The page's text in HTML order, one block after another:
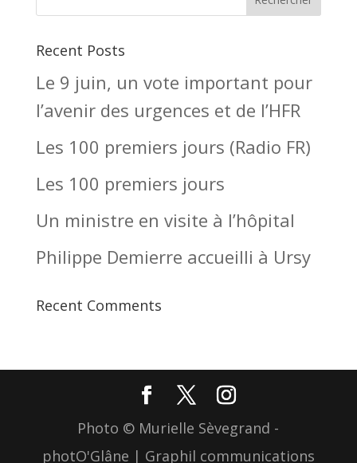
Recent Posts
Le 9 juin, un vote important pour
l’avenir des urgences et de l’HFR
Les 100 premiers jours (Radio FR)
Les 100 premiers jours
Un ministre en visite à l’hôpital
Philippe Demierre accueilli à Ursy
Recent Comments
Photo © Murielle Sèvegrand -
photO'Glâne | Graphil communications